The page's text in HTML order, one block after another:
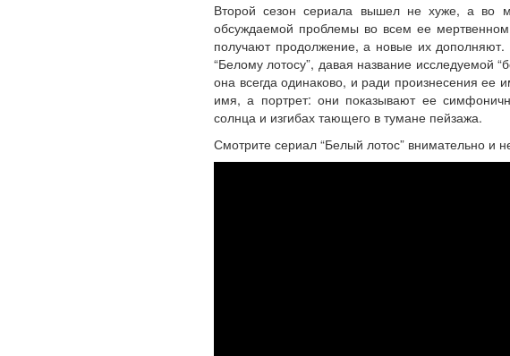
Второй сезон сериала вышел не хуже, а во
обсуждаемой проблемы во всем ее
получают продолжение, а новые их
“Белому лотосу”, давая название исследуемой
она всегда одинаково, и ради произнесения ее
имя, а портрет: они показывают ее
солнца и изгибах тающего в тумане пейзажа.
Смотрите сериал “Белый лотос” внимательно и